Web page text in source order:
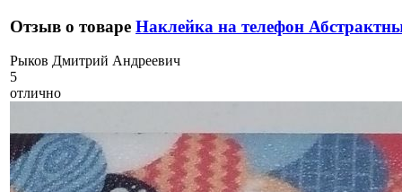
Отзыв о товаре Наклейка на телефон
Рыков Дмитрий Андреевич
5
отлично